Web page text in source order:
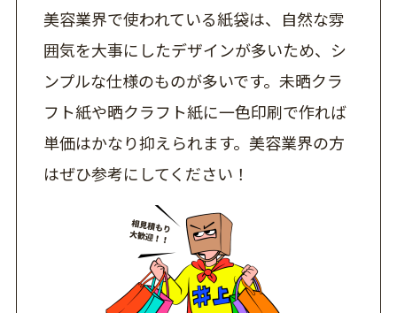
美容業界で使われている紙袋は、自然な雰
囲気を大事にしたデザインが多いため、シ
ンプルな仕様のものが多いです。未晒クラ
フト紙や晒クラフト紙に一色印刷で作れば
単価はかなり抑えられます。美容業界の方
はぜひ参考にしてください！